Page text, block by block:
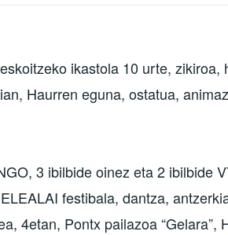
ikastola 10 urte,
Haurren eguna, ostatua,
3 ibilbide oinez eta 2 ibilbide
festibala, dantza,
4etan, Pontx pailazoa